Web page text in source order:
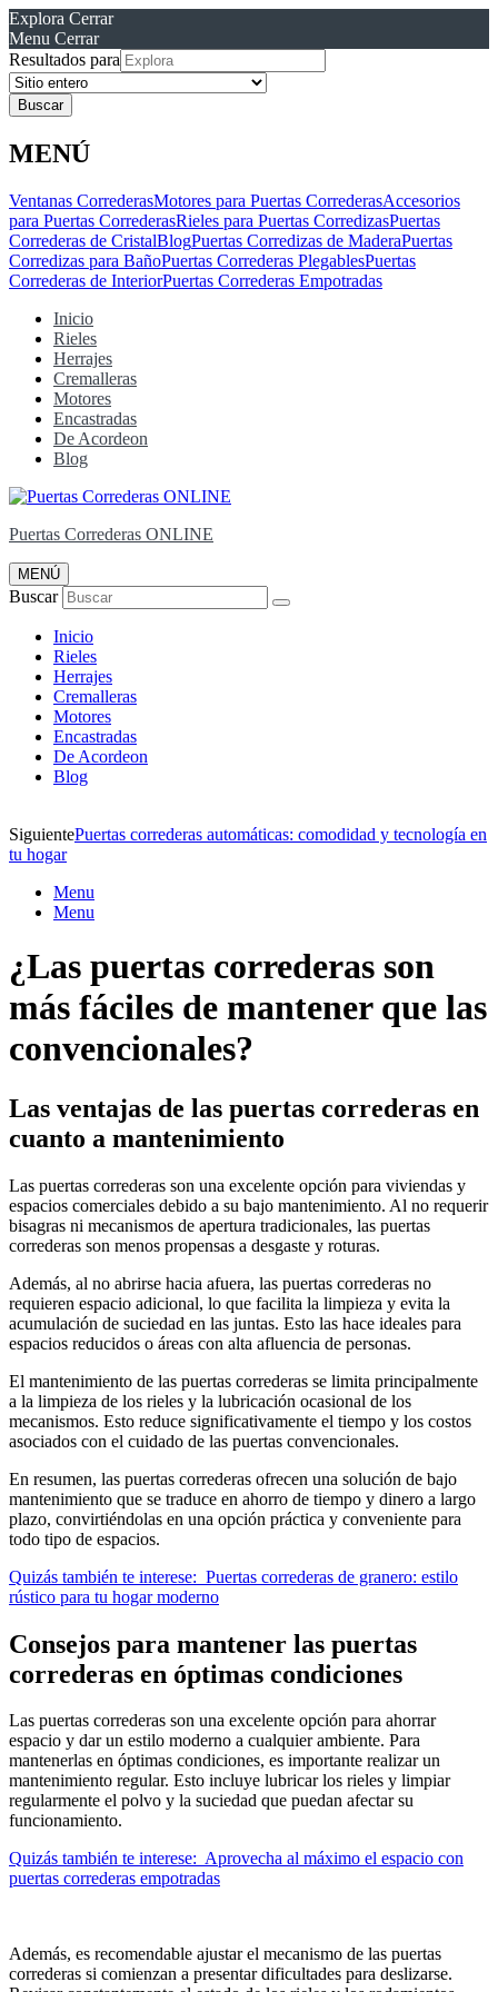
Explora Cerrar
Menu Cerrar
Resultados para
MENÚ
Ventanas CorrederasMotores para Puertas CorrederasAccesorios
para Puertas CorrederasRieles para Puertas CorredizasPuertas
Correderas de CristalBlogPuertas Corredizas de MaderaPuertas
Corredizas para BañoPuertas Correderas PlegablesPuertas
Correderas de InteriorPuertas Correderas Empotradas
Inicio
Rieles
Herrajes
Cremalleras
Motores
Encastradas
De Acordeon
Blog
Puertas Correderas ONLINE
MENÚ
Buscar
Inicio
Rieles
Herrajes
Cremalleras
Motores
Encastradas
De Acordeon
Blog
SiguientePuertas correderas automáticas: comodidad y tecnología en
tu hogar
Menu
Menu
¿Las puertas correderas son
más fáciles de mantener que las
convencionales?
Las ventajas de las puertas correderas en
cuanto a mantenimiento
Las puertas correderas son una excelente opción para viviendas y
espacios comerciales debido a su bajo mantenimiento. Al no requerir
bisagras ni mecanismos de apertura tradicionales, las puertas
correderas son menos propensas a desgaste y roturas.
Además, al no abrirse hacia afuera, las puertas correderas no
requieren espacio adicional, lo que facilita la limpieza y evita la
acumulación de suciedad en las juntas. Esto las hace ideales para
espacios reducidos o áreas con alta afluencia de personas.
El mantenimiento de las puertas correderas se limita principalmente
a la limpieza de los rieles y la lubricación ocasional de los
mecanismos. Esto reduce significativamente el tiempo y los costos
asociados con el cuidado de las puertas convencionales.
En resumen, las puertas correderas ofrecen una solución de bajo
mantenimiento que se traduce en ahorro de tiempo y dinero a largo
plazo, convirtiéndolas en una opción práctica y conveniente para
todo tipo de espacios.
Quizás también te interese: Puertas correderas de granero: estilo
rústico para tu hogar moderno
Consejos para mantener las puertas
correderas en óptimas condiciones
Las puertas correderas son una excelente opción para ahorrar
espacio y dar un estilo moderno a cualquier ambiente. Para
mantenerlas en óptimas condiciones, es importante realizar un
mantenimiento regular. Esto incluye lubricar los rieles y limpiar
regularmente el polvo y la suciedad que puedan afectar su
funcionamiento.
Quizás también te interese: Aprovecha al máximo el espacio con
puertas correderas empotradas
Además, es recomendable ajustar el mecanismo de las puertas
correderas si comienzan a presentar dificultades para deslizarse.